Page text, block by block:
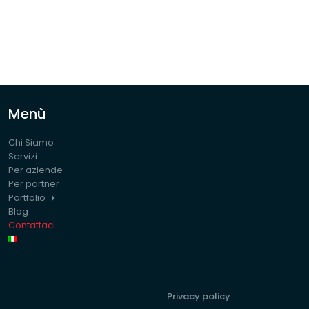
Menù
Chi Siamo
Servizi
Per aziende
Per partner
Portfolio
Blog
Contattaci
Privacy policy